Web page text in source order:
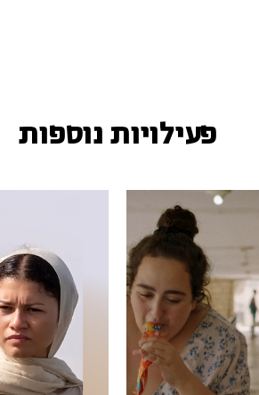
פעילויות נוספות